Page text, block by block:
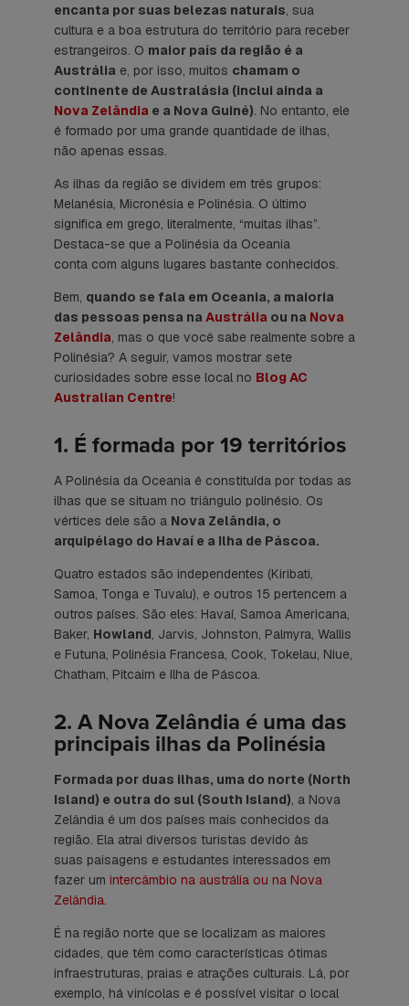
encanta por suas belezas naturais, sua
cultura e a boa estrutura do território para receber
estrangeiros. O maior país da região é a
Austrália e, por isso, muitos chamam o
continente de Australásia (inclui ainda a
Nova Zelândia e a Nova Guiné). No entanto, ele
é formado por uma grande quantidade de ilhas,
não apenas essas.
As ilhas da região se dividem em três grupos:
Melanésia, Micronésia e Polinésia. O último
significa em grego, literalmente, “muitas ilhas”.
Destaca-se que a Polinésia da Oceania
conta com alguns lugares bastante conhecidos.
Bem, quando se fala em Oceania, a maioria
das pessoas pensa na Austrália ou na Nova
Zelândia, mas o que você sabe realmente sobre a
Polinésia? A seguir, vamos mostrar sete
curiosidades sobre esse local no Blog AC
Australian Centre!
1. É formada por 19 territórios
A Polinésia da Oceania é constituída por todas as
ilhas que se situam no triângulo polinésio. Os
vértices dele são a Nova Zelândia, o
arquipélago do Havaí e a Ilha de Páscoa.
Quatro estados são independentes (Kiribati,
Samoa, Tonga e Tuvalu), e outros 15 pertencem a
outros países. São eles: Havaí, Samoa Americana,
Baker, Howland, Jarvis, Johnston, Palmyra, Wallis
e Futuna, Polinésia Francesa, Cook, Tokelau, Niue,
Chatham, Pitcairn e Ilha de Páscoa.
2. A Nova Zelândia é uma das
principais ilhas da Polinésia
Formada por duas ilhas, uma do norte (North
Island) e outra do sul (South Island), a Nova
Zelândia é um dos países mais conhecidos da
região. Ela atrai diversos turistas devido às
suas paisagens e estudantes interessados em
fazer um intercâmbio na austrália ou na Nova
Zelândia.
É na região norte que se localizam as maiores
cidades, que têm como características ótimas
infraestruturas, praias e atrações culturais. Lá, por
exemplo, há vinícolas e é possível visitar o local